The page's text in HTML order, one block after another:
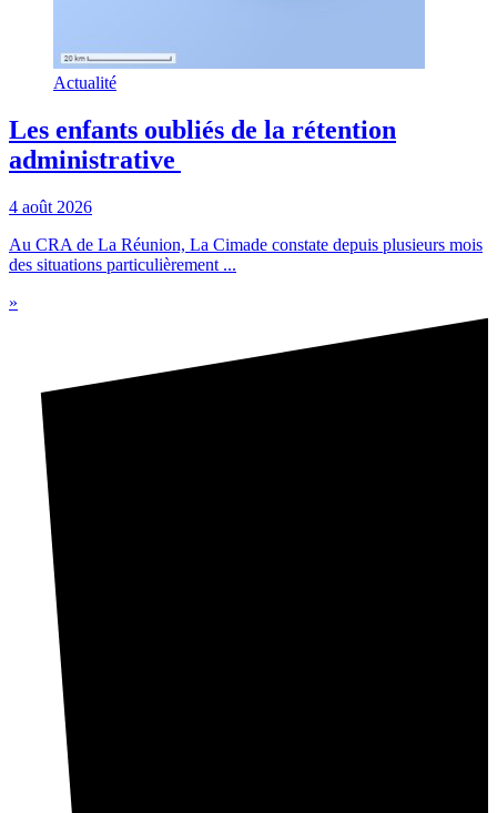
Actualité
Les enfants oubliés de la rétention
administrative
4 août 2026
Au CRA de La Réunion, La Cimade constate depuis plusieurs mois
des situations particulièrement ...
»